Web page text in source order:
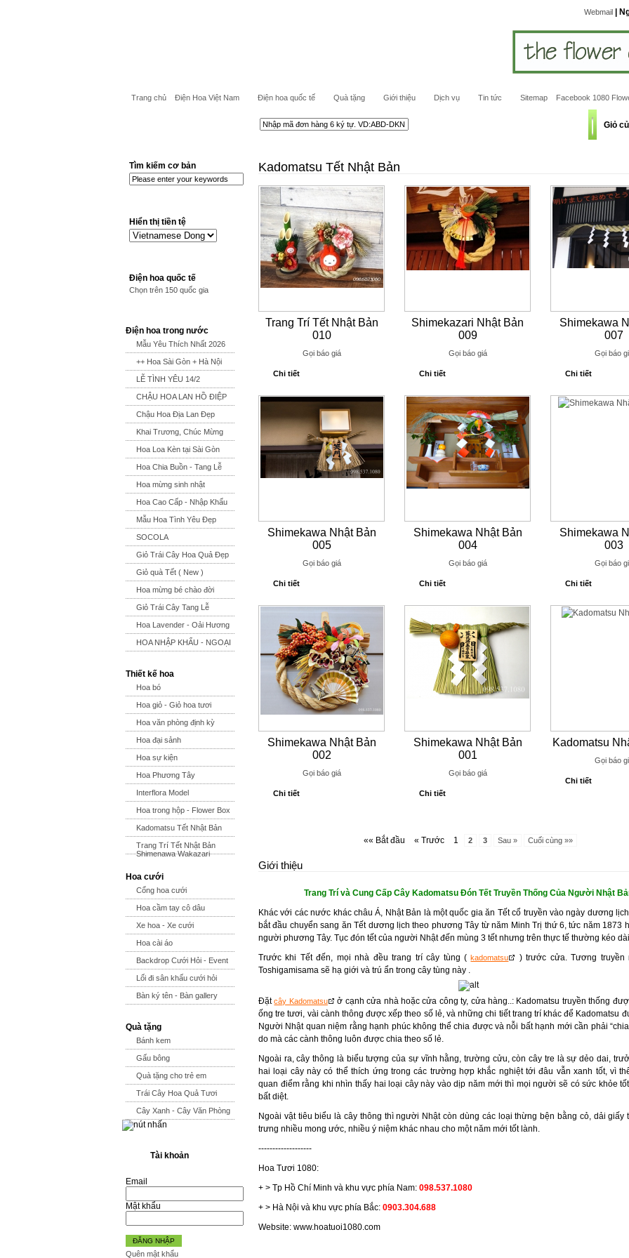
Webmail |
Trang chủ Điện Hoa Việt Nam Điện hoa quốc tế Quà tặng Giới thiệu Dịch vụ Tin tức Sitemap Facebook 1080
Giỏ
Tìm kiếm cơ bản
Hiển thị tiền tệ
Điện hoa quốc tế
Chọn trên 150 quốc gia
Điện hoa trong nước
Mẫu Yêu Thích Nhất 2026
++ Hoa Sài Gòn + Hà Nội
LỄ TÌNH YÊU 14/2
CHẬU HOA LAN HỒ ĐIỆP
Chậu Hoa Địa Lan Đẹp
Khai Trương, Chúc Mừng
Hoa Loa Kèn tại Sài Gòn
Hoa Chia Buồn - Tang Lễ
Hoa mừng sinh nhật
Hoa Cao Cấp - Nhập Khẩu
Mẫu Hoa Tình Yêu Đẹp
SOCOLA
Giỏ Trái Cây Hoa Quả Đẹp
Giỏ quà Tết ( New )
Hoa mừng bé chào đời
Giỏ Trái Cây Tang Lễ
Hoa Lavender - Oải Hương
HOA NHẬP KHẨU - NGOẠI
Thiết kế hoa
Hoa bó
Hoa giỏ - Giỏ hoa tươi
Hoa văn phòng định kỳ
Hoa đại sảnh
Hoa sự kiện
Hoa Phương Tây
Interflora Model
Hoa trong hộp - Flower Box
Kadomatsu Tết Nhật Bản
Trang Trí Tết Nhật Bản
Shimenawa Wakazari
Hoa cưới
Cổng hoa cưới
Hoa cầm tay cô dâu
Xe hoa - Xe cưới
Hoa cài áo
Backdrop Cưới Hỏi - Event
Lối đi sân khấu cưới hỏi
Bàn ký tên - Bàn gallery
Quà tặng
Bánh kem
Gấu bông
Quà tặng cho trẻ em
Trái Cây Hoa Quả Tươi
Cây Xanh - Cây Văn Phòng
Tài khoản
Email
Mật khẩu
ĐĂNG NHẬP
Quên mật khẩu
Kadomatsu Tết Nhật Bản
Trang Trí Tết Nhật Bản
010
Gọi báo giá
Chi tiết
Shimekazari Nhật Bản
009
Gọi báo giá
Chi tiết
Shimekawa
007
Gọi báo
Chi tiết
Shimekawa Nhật Bản
005
Gọi báo giá
Chi tiết
Shimekawa Nhật Bản
004
Gọi báo giá
Chi tiết
Shimekawa
003
Gọi báo
Chi tiết
Shimekawa Nhật Bản
002
Gọi báo giá
Chi tiết
Shimekawa Nhật Bản
001
Gọi báo giá
Chi tiết
Kadomatsu
Gọi báo
Chi tiết
«« Bắt đầu « Trước 1 2 3 Sau » Cuối cùng »»
Giới thiệu
Trang Trí và Cung Cấp Cây Kadomatsu Đón Tết Truyền Thống Của Người Nhật
Khác với các nước khác châu Á, Nhật Bản là một quốc gia ăn Tết cổ truyền vào ngày dương
bắt đầu chuyển sang ăn Tết dương lịch theo phương Tây từ năm Minh Trị thứ 6, tức năm 1873
người phương Tây. Tục đón tết của người Nhật đến mùng 3 tết nhưng trên thực tế thường kéo
Trước khi Tết đến, mọi nhà đều trang trí cây tùng (kadomatsu
) trước cửa. Tương truyền
Toshigamisama sẽ hạ giới và trú ẩn trong cây tùng này .
Đặtcây Kadomatsu
ở cạnh cửa nhà hoặc cửa công ty, cửa hàng..: Kadomatsu truyền thống
ống tre tươi, vài cành thông được xếp theo số lẻ, và những chi tiết trang trí khác để Kadomatsu
Người Nhật quan niệm rằng hạnh phúc không thể chia được và nỗi bất hạnh mới cần phải
do mà các cành thông luôn được chia theo số lẻ.
Ngoài ra, cây thông là biểu tượng của sự vĩnh hằng, trường cửu, còn cây tre là sự dẻo dai,
hai loại cây này có thể thích ứng trong các trường hợp khắc nghiệt tới đâu vẫn xanh tốt, vì
quan điểm rằng khi nhìn thấy hai loại cây này vào dịp năm mới thì mọi người sẽ có sức khỏe
bất diệt.
Ngoài vật tiêu biểu là cây thông thì người Nhật còn dùng các loại thừng bện bằng cỏ, dải giấy
trưng nhiều mong ước, nhiều ý niệm khác nhau cho một năm mới tốt lành.
-------------------
Hoa Tươi 1080:
+ > Tp Hồ Chí Minh và khu vực phía Nam: 098.537.1080
+ > Hà Nội và khu vực phía Bắc: 0903.304.688
Website: www.hoatuoi1080.com